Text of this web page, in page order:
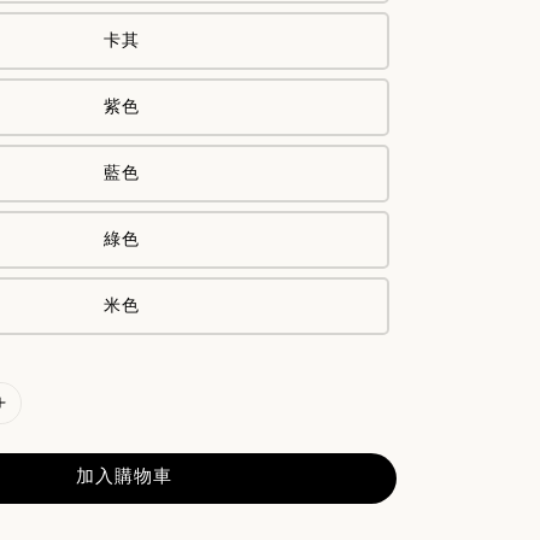
卡其
紫色
藍色
綠色
米色
加入購物車